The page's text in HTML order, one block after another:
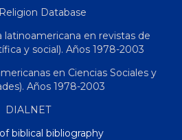
Database
latinoamericana en revistas de
y social). Años 1978-2003
en Ciencias Sociales y
Años 1978-2003
DIALNET
biblical bibliography